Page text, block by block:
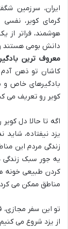
ایران، سرزمین
گرمای کویر،
هوشمند، فراتر از
دانش بومی هستند
معروف ترین
کاشان تو ذهن
بادگیرهای خاص و
کویر رو تعریف می
اگه تا حالا دل
یزد نیفتاده،
زندگی مردم این
یه جور سبک
کردن طبیعی خونه
مناطق ممکن می
تو این سفر مجازی،
از یزد شروع می